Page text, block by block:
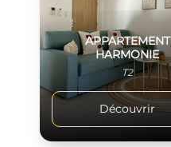
APPARTEMENT
HARMONIE
T2
Découvrir